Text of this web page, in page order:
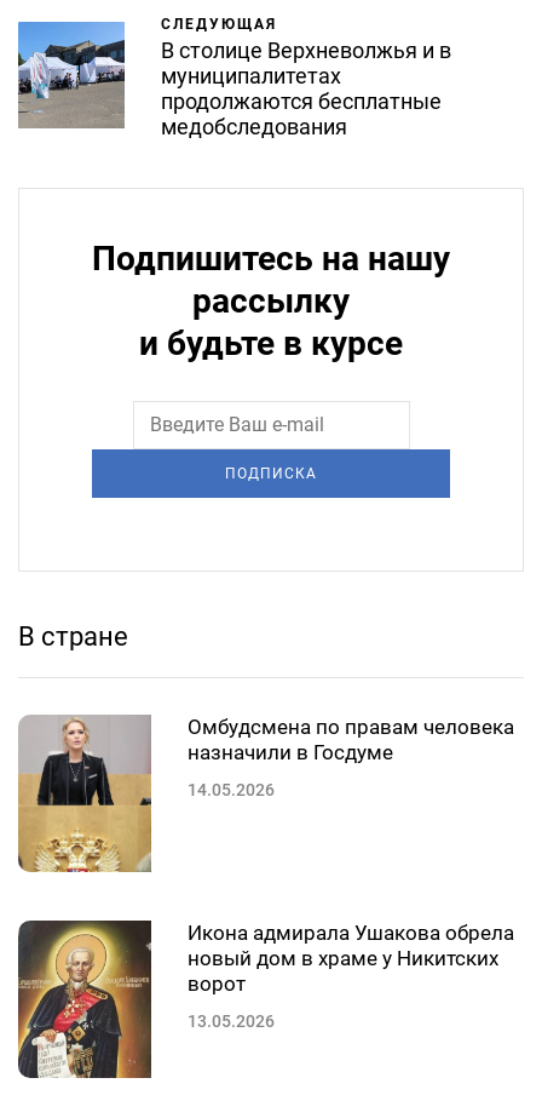
СЛЕДУЮЩАЯ
В столице Верхневолжья и в
муниципалитетах
продолжаются бесплатные
медобследования
Подпишитесь на нашу
рассылку
и будьте в курсе
ПОДПИСКА
В стране
Омбудсмена по правам человека
назначили в Госдуме
14.05.2026
Икона адмирала Ушакова обрела
новый дом в храме у Никитских
ворот
13.05.2026